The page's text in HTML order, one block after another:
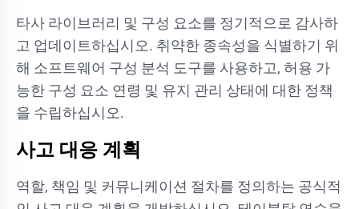
타사 라이브러리 및 구성 요소를 정기적으로 감사하
고 업데이트하십시오. 취약한 종속성을 식별하기 위
해 소프트웨어 구성 분석 도구를 사용하고, 허용 가
능한 구성 요소 연령 및 유지 관리 상태에 대한 정책
을 수립하십시오.
사고 대응 계획
역할, 책임 및 커뮤니케이션 절차를 정의하는 공식적